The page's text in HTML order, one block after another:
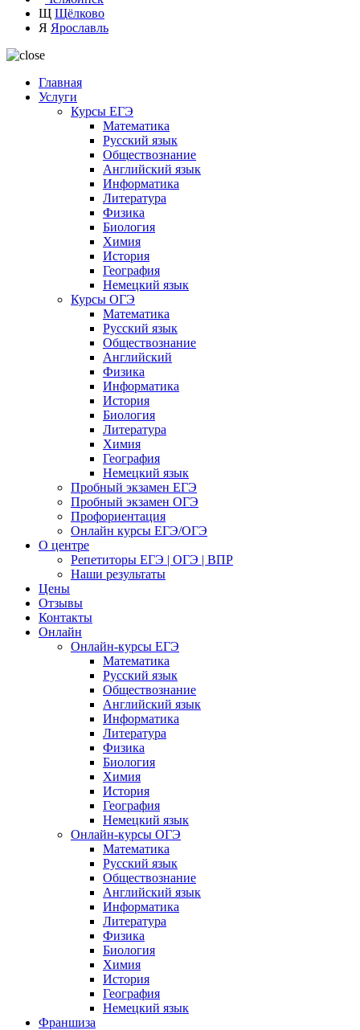
Щ Щёлково
Я Ярославль
Главная
Услуги
Курсы ЕГЭ
Математика
Русский язык
Обществознание
Английский язык
Информатика
Литература
Физика
Биология
Химия
История
География
Немецкий язык
Курсы ОГЭ
Математика
Русский язык
Обществознание
Английский
Физика
Информатика
История
Биология
Литература
Химия
География
Немецкий язык
Пробный экзамен ЕГЭ
Пробный экзамен ОГЭ
Профориентация
Онлайн курсы ЕГЭ/ОГЭ
О центре
Репетиторы ЕГЭ | ОГЭ | ВПР
Наши результаты
Цены
Отзывы
Контакты
Онлайн
Онлайн-курсы ЕГЭ
Математика
Русский язык
Обществознание
Английский язык
Информатика
Литература
Физика
Биология
Химия
История
География
Немецкий язык
Онлайн-курсы ОГЭ
Математика
Русский язык
Обществознание
Английский язык
Информатика
Литература
Физика
Биология
Химия
История
География
Немецкий язык
Франшиза